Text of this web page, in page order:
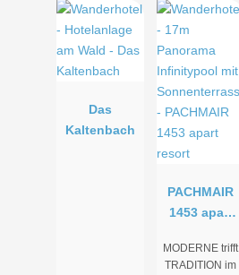
Das
Kaltenbach
PACHMAIR
1453 apart
MODERNE trifft
TRADITION im